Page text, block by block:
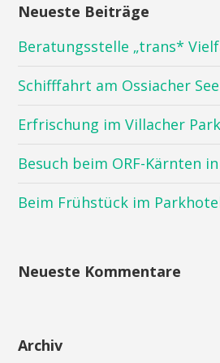
Neueste Beiträge
Beratungsstelle „trans*
Schifffahrt am Ossiacher See
Erfrischung im Villacher
Besuch beim ORF-Kärnten
Beim Frühstück im
Neueste Kommentare
Archiv